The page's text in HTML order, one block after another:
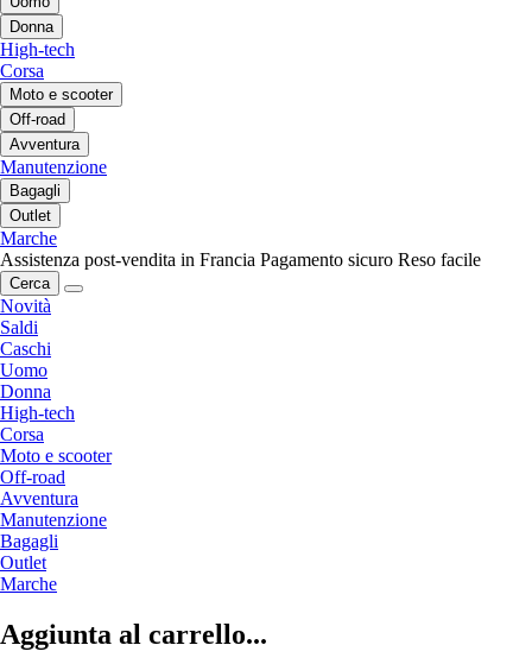
Donna
High-tech
Corsa
Moto e scooter
Off-road
Avventura
Manutenzione
Bagagli
Outlet
Marche
Assistenza post-vendita in Francia Pagamento sicuro Reso facile
Cerca
Novità
Saldi
Caschi
Uomo
Donna
High-tech
Corsa
Moto e scooter
Off-road
Avventura
Manutenzione
Bagagli
Outlet
Marche
Aggiunta al carrello...